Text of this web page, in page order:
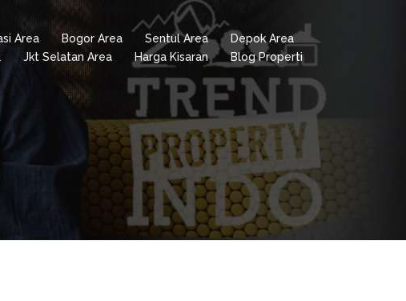
Area Bogor Area Sentul Area
Depok Area
Jkt Selatan Area Harga Kisaran
Blog Properti